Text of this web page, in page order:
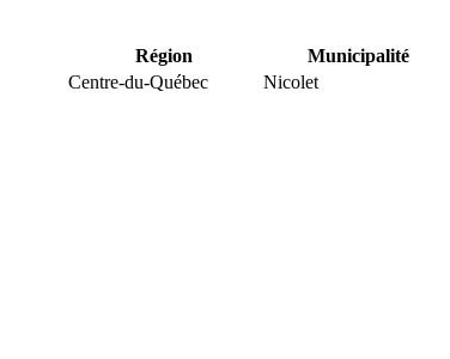
Région Municipalité
Centre-du-Québec Nicolet